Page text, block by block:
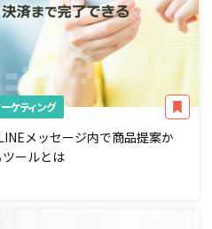
ケティング
メッセージ内で商品提案か
ールとは